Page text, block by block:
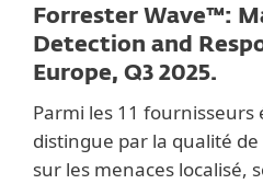
Forrester Wave™:
Detection and
Europe, Q3 2025.
Parmi les 11 fournisseurs
distingue par la qualité
sur les menaces localisé,